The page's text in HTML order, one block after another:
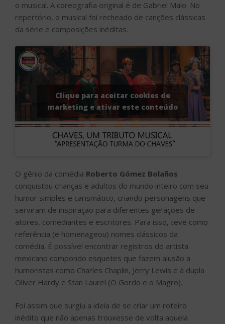
o musical. A coreografia original é de Gabriel Malo. No
repertório, o musical foi recheado de canções clássicas
da série e composições inéditas.
Clique para aceitar cookies de
marketing e ativar este conteúdo
O gênio da comédia Roberto Gómez Bolaños
conquistou crianças e adultos do mundo inteiro com seu
humor simples e carismático, criando personagens que
serviram de inspiração para diferentes gerações de
atores, comediantes e escritores. Para isso, teve como
referência (e homenageou) nomes clássicos da
comédia. É possível encontrar registros do artista
mexicano compondo esquetes que fazem alusão a
humoristas como Charles Chaplin, Jerry Lewis e à dupla
Oliver Hardy e Stan Laurel (O Gordo e o Magro).
Foi assim que surgiu a ideia de se criar um roteiro
inédito que não apenas trouxesse de volta aquela